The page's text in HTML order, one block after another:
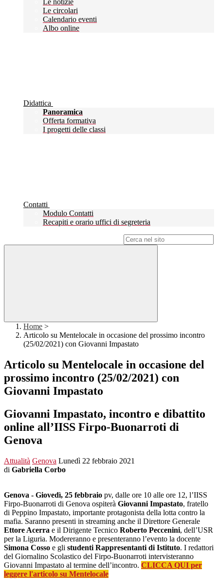
Le notizie
Le circolari
Calendario eventi
Albo online
Didattica
Panoramica
Offerta formativa
I progetti delle classi
Contatti
Modulo Contatti
Recapiti e orario uffici di segreteria
Home >
Articolo su Mentelocale in occasione del prossimo incontro
(25/02/2021) con Giovanni Impastato
Articolo su Mentelocale in occasione del
prossimo incontro (25/02/2021) con
Giovanni Impastato
Giovanni Impastato, incontro e dibattito
online all’IISS Firpo‑Buonarroti di
Genova
Attualità Genova Lunedì 22 febbraio 2021
di Gabriella Corbo
Genova - Giovedì, 25 febbraio pv, dalle ore 10 alle ore 12, l’IISS
Firpo-Buonarroti di Genova ospiterà Giovanni Impastato, fratello
di Peppino Impastato, importante protagonista della lotta contro la
mafia. Saranno presenti in streaming anche il Direttore Generale
Ettore Acerra e il Dirigente Tecnico Roberto Peccenini, dell’USR
per la Liguria. Modereranno e presenteranno l’evento la docente
Simona Cosso e gli studenti Rappresentanti di Istituto. I redattori
del Giornalino Scolastico del Firpo-Buonarroti intervisteranno
Giovanni Impastato al termine dell’incontro. CLICCA QUI per
leggere l'articolo su Mentelocale